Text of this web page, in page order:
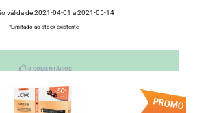
válida de 2021-04-01 a 2021-05-14
*Limitado ao stock existente
0 COMENTÁRIOS
PROMO